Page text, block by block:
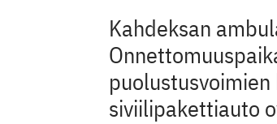
Kahdeksan
siviilipakettiauto